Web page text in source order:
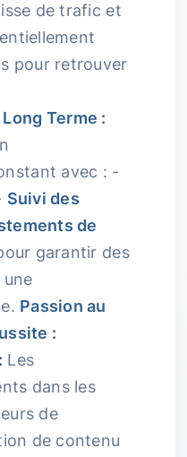
de trafic et
pour retrouver
Terme :
avec : -
Suivi des
de
garantir des
Passion au
:
Les
dans les
de
de contenu